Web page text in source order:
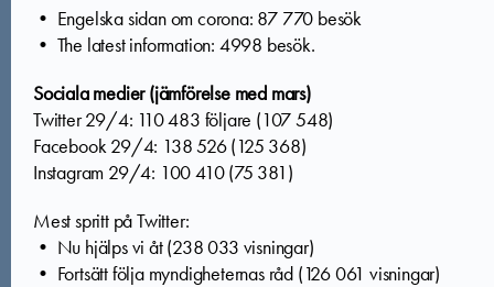
• Engelska sidan om corona: 87 770 besök
• The latest information: 4998 besök.
Sociala medier (jämförelse med mars)
Twitter 29/4: 110 483 följare (107 548)
Facebook 29/4: 138 526 (125 368)
Instagram 29/4: 100 410 (75 381)
Mest spritt på Twitter:
• Nu hjälps vi åt (238 033 visningar)
• Fortsätt följa myndigheternas råd (126 061 visningar)